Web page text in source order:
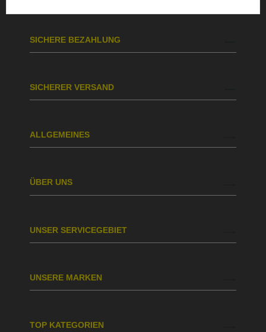
SICHERE BEZAHLUNG
SICHERER VERSAND
ALLGEMEINES
ÜBER UNS
UNSER SERVICEGEBIET
UNSERE MARKEN
TOP KATEGORIEN